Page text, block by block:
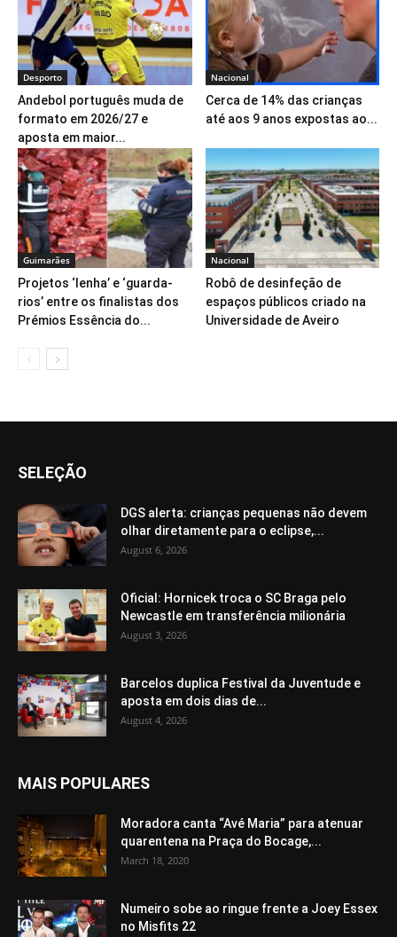
Desporto
Andebol português muda de
formato em 2026/27 e
aposta em maior...
Nacional
Cerca de 14% das crianças
até aos 9 anos expostas ao...
Guimarães
Projetos ‘lenha’ e ‘guarda-
rios’ entre os finalistas dos
Prémios Essência do...
Nacional
Robô de desinfeção de
espaços públicos criado na
Universidade de Aveiro
SELEÇÃO
DGS alerta: crianças pequenas não devem
olhar diretamente para o eclipse,...
August 6, 2026
Oficial: Hornicek troca o SC Braga pelo
Newcastle em transferência milionária
August 3, 2026
Barcelos duplica Festival da Juventude e
aposta em dois dias de...
August 4, 2026
MAIS POPULARES
Moradora canta “Avé Maria” para atenuar
quarentena na Praça do Bocage,...
March 18, 2020
Numeiro sobe ao ringue frente a Joey Essex
no Misfits 22